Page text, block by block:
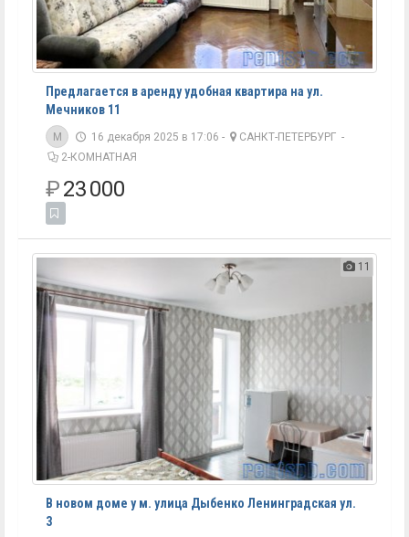
Предлагается в аренду удобная квартира на ул.
Мечников 11
M 16 декабря 2025 в 17:06 - САНКТ-ПЕТЕРБУРГ -
2-КОМНАТНАЯ
₽23 000
11
В новом доме у м. улица Дыбенко Ленинградская ул.
3